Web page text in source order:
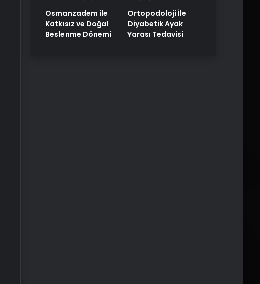
Osmanzadem ile
Katkısız ve Doğal
Beslenme Dönemi
Ortopodoloji İle
Diyabetik Ayak
Yarası Tedavisi